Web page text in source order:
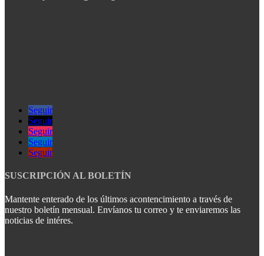
Seguir
Seguir
Seguir
Seguir
Seguir
SUSCRIPCIÓN AL BOLETÍN
Mantente enterado de los últimos acontencimiento a través de
nuestro boletín mensual. Envíanos tu correo y te enviaremos las
noticias de intéres.